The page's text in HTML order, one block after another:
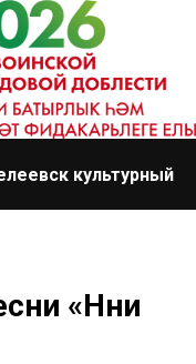
культурный
«Нәни